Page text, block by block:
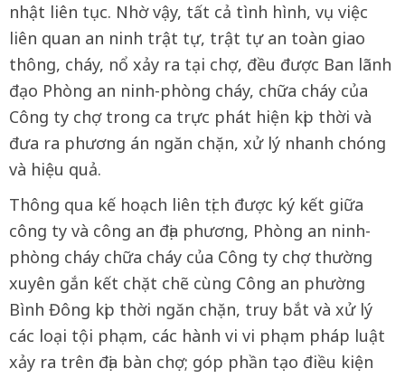
nhật liên tục. Nhờ vậy, tất cả tình hình, vụ việc
liên quan an ninh trật tự, trật tự an toàn giao
thông, cháy, nổ xảy ra tại chợ, đều được Ban lãnh
đạo Phòng an ninh-phòng cháy, chữa cháy của
Công ty chợ trong ca trực phát hiện kịp thời và
đưa ra phương án ngăn chặn, xử lý nhanh chóng
và hiệu quả.
Thông qua kế hoạch liên tịch được ký kết giữa
công ty và công an địa phương, Phòng an ninh-
phòng cháy chữa cháy của Công ty chợ thường
xuyên gắn kết chặt chẽ cùng Công an phường
Bình Đông kịp thời ngăn chặn, truy bắt và xử lý
các loại tội phạm, các hành vi vi phạm pháp luật
xảy ra trên địa bàn chợ; góp phần tạo điều kiện